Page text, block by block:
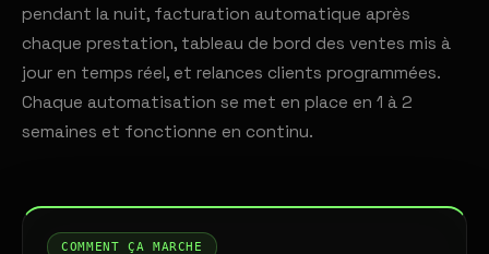
pendant la nuit, facturation automatique après
chaque prestation, tableau de bord des ventes mis à
jour en temps réel, et relances clients programmées.
Chaque automatisation se met en place en 1 à 2
semaines et fonctionne en continu.
COMMENT ÇA MARCHE